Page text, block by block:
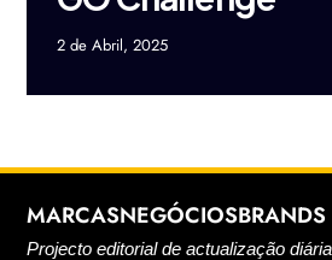
2 de Abril, 2025
MARCASNEGÓCIOS
Projecto editorial de actualização